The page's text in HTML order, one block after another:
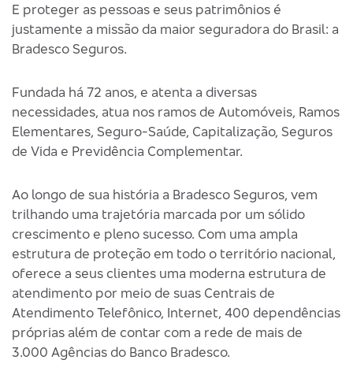
E proteger as pessoas e seus patrimônios é
justamente a missão da maior seguradora do Brasil: a
Bradesco Seguros.
Fundada há 72 anos, e atenta a diversas
necessidades, atua nos ramos de Automóveis, Ramos
Elementares, Seguro-Saúde, Capitalização, Seguros
de Vida e Previdência Complementar.
Ao longo de sua história a Bradesco Seguros, vem
trilhando uma trajetória marcada por um sólido
crescimento e pleno sucesso. Com uma ampla
estrutura de proteção em todo o território nacional,
oferece a seus clientes uma moderna estrutura de
atendimento por meio de suas Centrais de
Atendimento Telefônico, Internet, 400 dependências
próprias além de contar com a rede de mais de
3.000 Agências do Banco Bradesco.